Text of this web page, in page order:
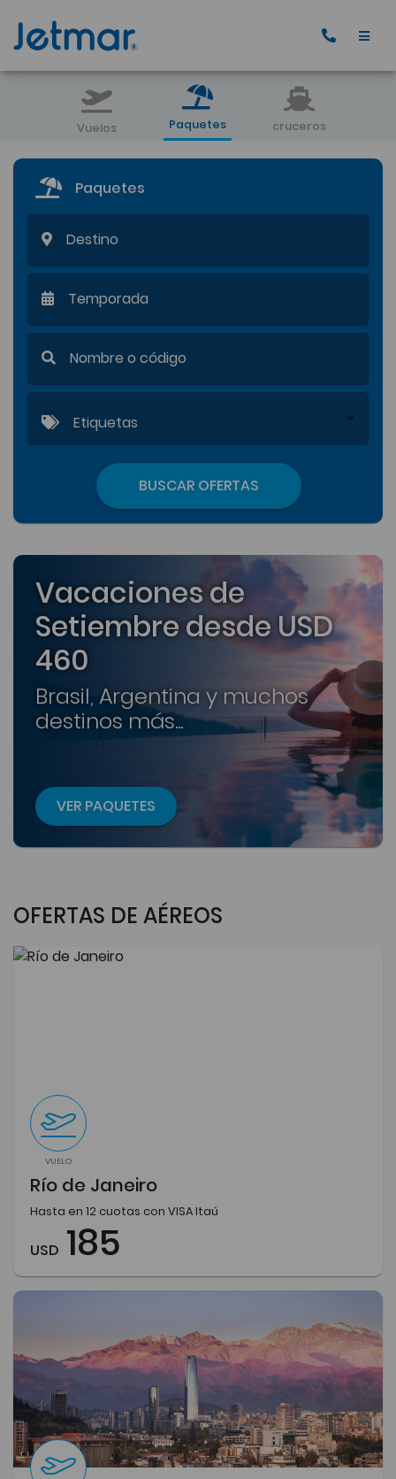
Vuelos Paquetes cruceros
Paquetes
Etiquetas
BUSCAR OFERTAS
Vacaciones de
Setiembre desde USD
460
Brasil, Argentina y muchos
destinos más...
VER PAQUETES
OFERTAS DE AÉREOS
VUELO
Río de Janeiro
Hasta en 12 cuotas con VISA Itaú
USD 185